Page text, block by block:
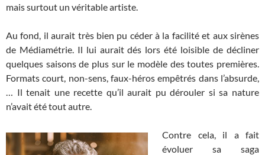
mais surtout un véritable artiste.
Au fond, il aurait très bien pu céder à la facilité et aux sirènes
de Médiamétrie. Il lui aurait dés lors été loisible de décliner
quelques saisons de plus sur le modèle des toutes premières.
Formats court, non-sens, faux-héros empêtrés dans l’absurde,
… Il tenait une recette qu’il aurait pu dérouler si sa nature
n’avait été tout autre.
Contre cela, il a fait
évoluer sa saga